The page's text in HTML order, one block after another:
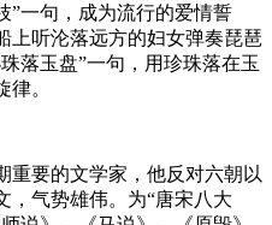
”一句，成为流行的爱情誓
上听沦落远方的妇女弹奏琵琶
落玉盘”一句，用珍珠落在玉
。
重要的文学家，他反对六朝以
，气势雄伟。为“唐宋八大